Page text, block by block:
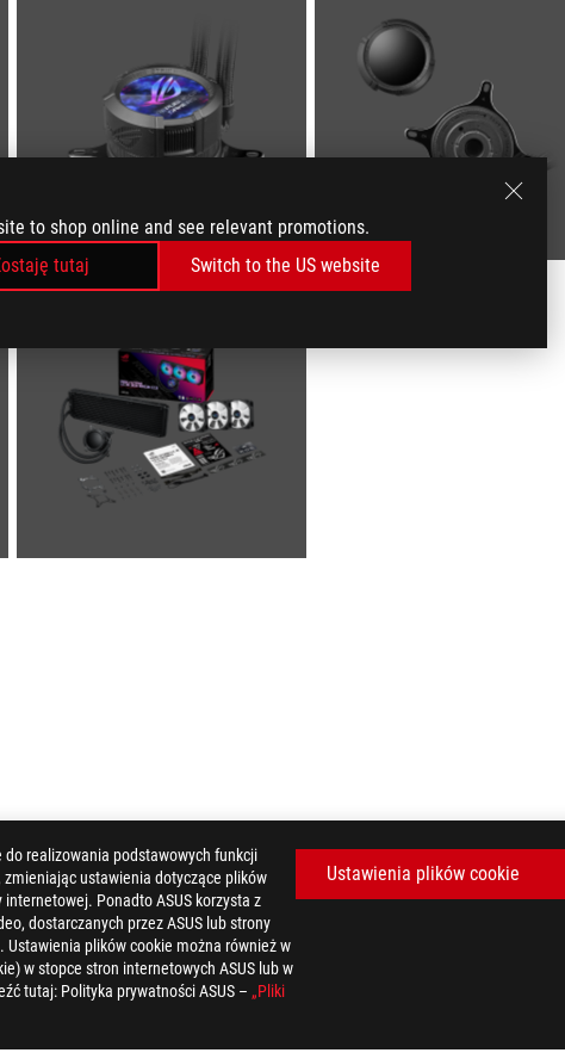
do realizowania podstawowych funkcji
ustawienia dotyczące plików
Ponadto ASUS korzysta z
dostarczanych przez ASUS lub strony
plików cookie można również w
w stopce stron internetowych ASUS lub w
tutaj: Polityka prywatności ASUS – „Pliki
Ustawienia plików cookie
to shop online and see relevant promotions.
tutaj
Switch to the US website
LCD GALLERY